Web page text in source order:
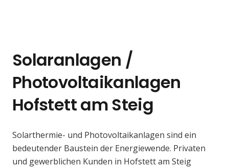
Solaranlagen /
Photovoltaikanlagen
Hofstett am Steig
Solarthermie- und Photovoltaikanlagen sind ein
bedeutender Baustein der Energiewende. Privaten
und gewerblichen Kunden in Hofstett am Steig